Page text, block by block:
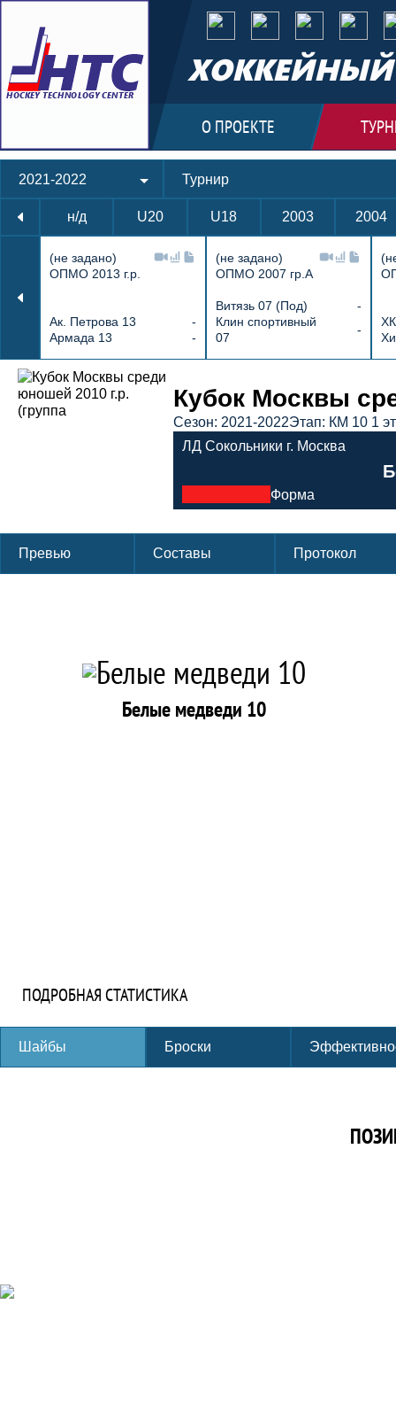
ХОККЕЙНЫЙ
О ПРОЕКТЕ
2021-2022 Турнир
н/д U20 U18 2003 2004
(не задано)
ОПМО 2013 г.р.
Ак. Петрова 13
-
Армада 13
-
(не задано)
ОПМО 2007 гр.А
Витязь 07 (Под)
-
Клин спортивный
07
-
Протокол и события матча Белые
Кубок Москвы
Сезон: 2021-2022Этап: КМ 10 1
ЛД Сокольники г. Москва
Форма
Превью Составы Протокол
Белые медведи 10
ПОДРОБНАЯ СТАТИСТИКА
Шайбы Броски